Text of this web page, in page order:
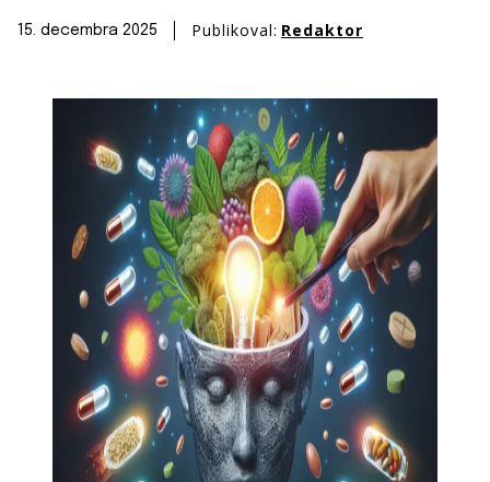
15. decembra 2025 Publikoval: Redaktor